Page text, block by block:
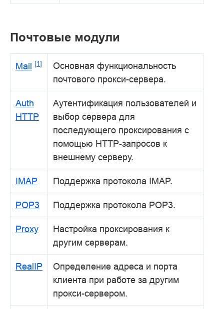
Почтовые модули
Mail [1]
Основная функциональность
почтового прокси-сервера.
Auth
HTTP
Аутентификация пользователей и
выбор сервера для
последующего проксирования с
помощью HTTP-запросов к
внешнему серверу.
IMAP Поддержка протокола IMAP.
POP3 Поддержка протокола POP3.
Proxy
Настройка проксирования к
другим серверам.
RealIP
Определение адреса и порта
клиента при работе за другим
прокси-сервером.